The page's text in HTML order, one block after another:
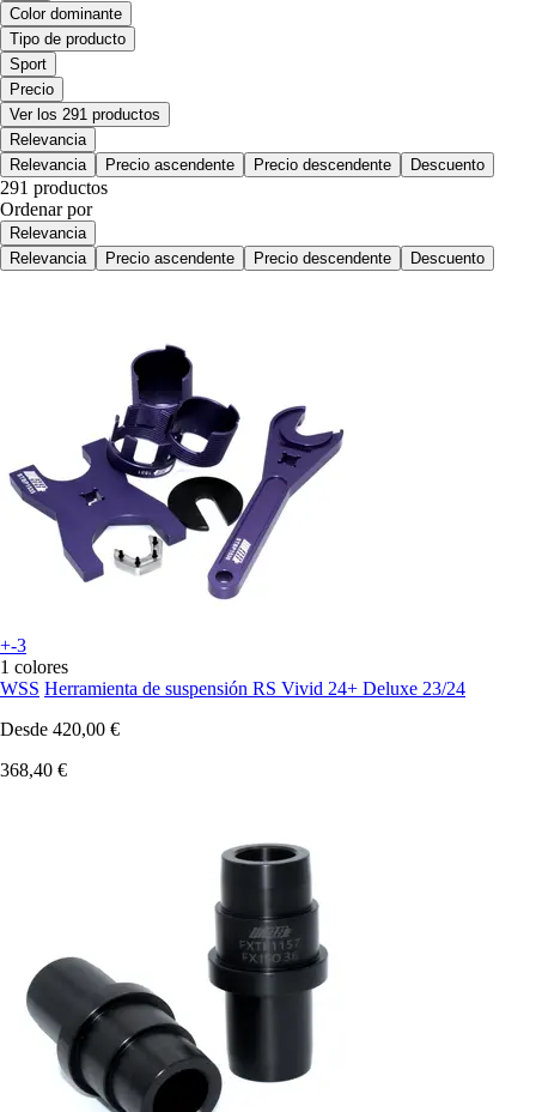
Color dominante
Tipo de producto
Sport
Precio
Ver los 291 productos
Relevancia
Relevancia
Precio ascendente Precio descendente Descuento
291 productos
Ordenar por
Relevancia
Relevancia
Precio ascendente Precio descendente Descuento
+-3
1 colores
WSS Herramienta de suspensión RS Vivid 24+ Deluxe 23/24
Desde 420,00 €
368,40 €